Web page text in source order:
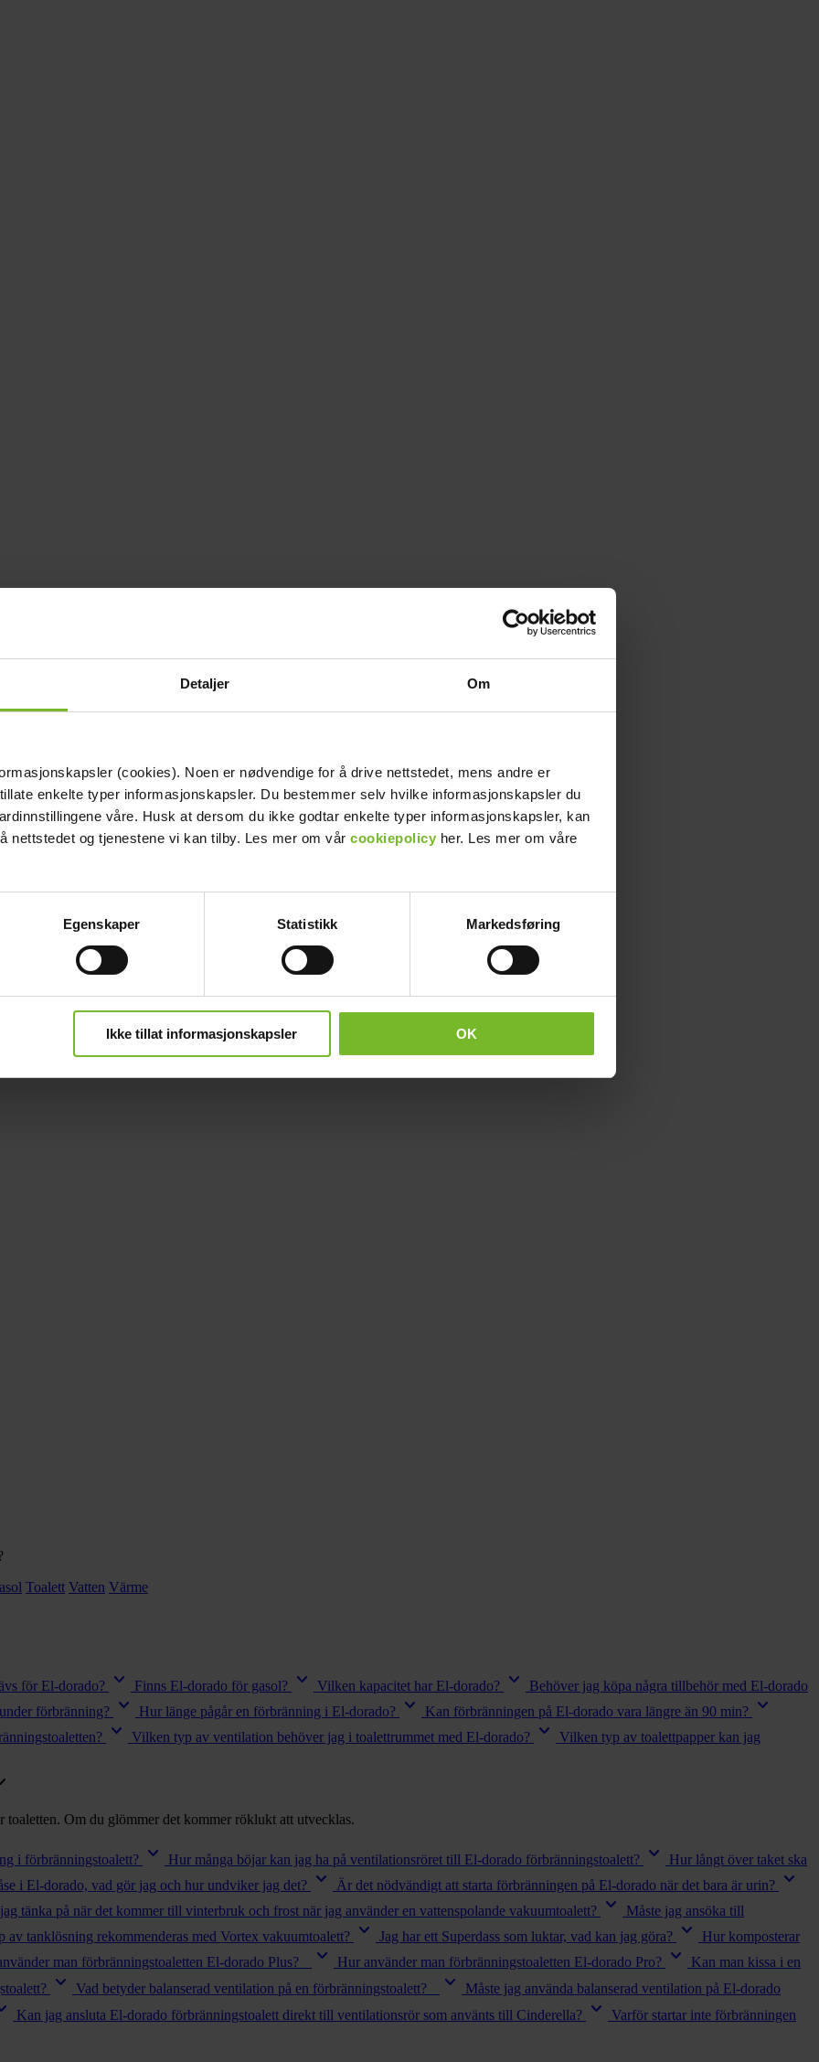
Detaljer Om
(cookies). Noen er nødvendige for å drive nettstedet, mens andre er
enkelte typer informasjonskapsler. Du bestemmer selv hvilke informasjonskapsler du
våre. Husk at dersom du ikke godtar enkelte typer informasjonskapsler, kan
nettstedet og tjenestene vi kan tilby. Les mer om vår cookiepolicy her. Les mer om våre
Egenskaper Statistikk Markedsføring
Ikke tillat informasjonskapsler OK
Toalett Vatten Värme
för El-dorado? keyboard_arrow_down Finns El-dorado för gasol? keyboard_arrow_down Vilken kapacitet har El-dorado? keyboard_arrow_down
Behöver jag köpa några tillbehör med El-dorado
förbränning? keyboard_arrow_down Hur länge pågår en förbränning i El-dorado? keyboard_arrow_down Kan förbränningen på El-dorado vara längre än 90 min? keyboard_arrow_down
keyboard_arrow_down Vilken typ av ventilation behöver jag i toalettrummet med El-dorado? keyboard_arrow_down
Vilken typ av toalettpapper kan jag
Om du glömmer det kommer röklukt att utvecklas.
i förbränningstoalett? keyboard_arrow_down Hur många böjar kan jag ha på ventilationsröret till El-dorado förbränningstoalett? keyboard_arrow_down
Hur långt över taket ska
i El-dorado, vad gör jag och hur undviker jag det? keyboard_arrow_down Är det nödvändigt att starta förbränningen på El-dorado när det bara är urin? keyboard_arrow_down
tänka på när det kommer till vinterbruk och frost när jag använder en vattenspolande vakuumtoalett? keyboard_arrow_down
Måste jag ansöka till
av tanklösning rekommenderas med Vortex vakuumtoalett? keyboard_arrow_down Jag har ett Superdass som luktar, vad kan jag göra? keyboard_arrow_down
Hur komposterar
man förbränningstoaletten El-dorado Plus? keyboard_arrow_down Hur använder man förbränningstoaletten El-dorado Pro? keyboard_arrow_down
Kan man kissa i en
keyboard_arrow_down Vad betyder balanserad ventilation på en förbränningstoalett? keyboard_arrow_down
Måste jag använda balanserad ventilation på El-dorado
Kan jag ansluta El-dorado förbränningstoalett direkt till ventilationsrör som använts till Cinderella? keyboard_arrow_down
Varför startar inte förbränningen